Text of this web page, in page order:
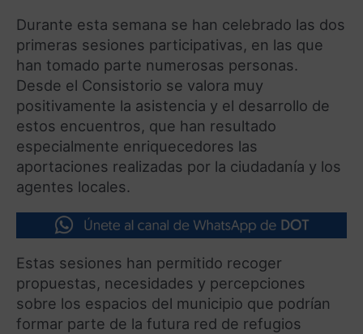
Durante esta semana se han celebrado las dos
primeras sesiones participativas, en las que
han tomado parte numerosas personas.
Desde el Consistorio se valora muy
positivamente la asistencia y el desarrollo de
estos encuentros, que han resultado
especialmente enriquecedores las
aportaciones realizadas por la ciudadanía y los
agentes locales.
Estas sesiones han permitido recoger
propuestas, necesidades y percepciones
sobre los espacios del municipio que podrían
formar parte de la futura red de refugios